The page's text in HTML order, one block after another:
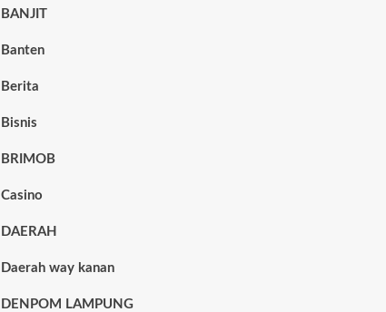
BANJIT
Banten
Berita
Bisnis
BRIMOB
Casino
DAERAH
Daerah way kanan
DENPOM LAMPUNG